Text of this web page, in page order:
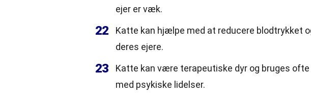
ejer er væk.
22
Katte kan hjælpe med at reducere blodtrykket
deres ejere.
23
Katte kan være terapeutiske dyr og bruges
med psykiske lidelser.